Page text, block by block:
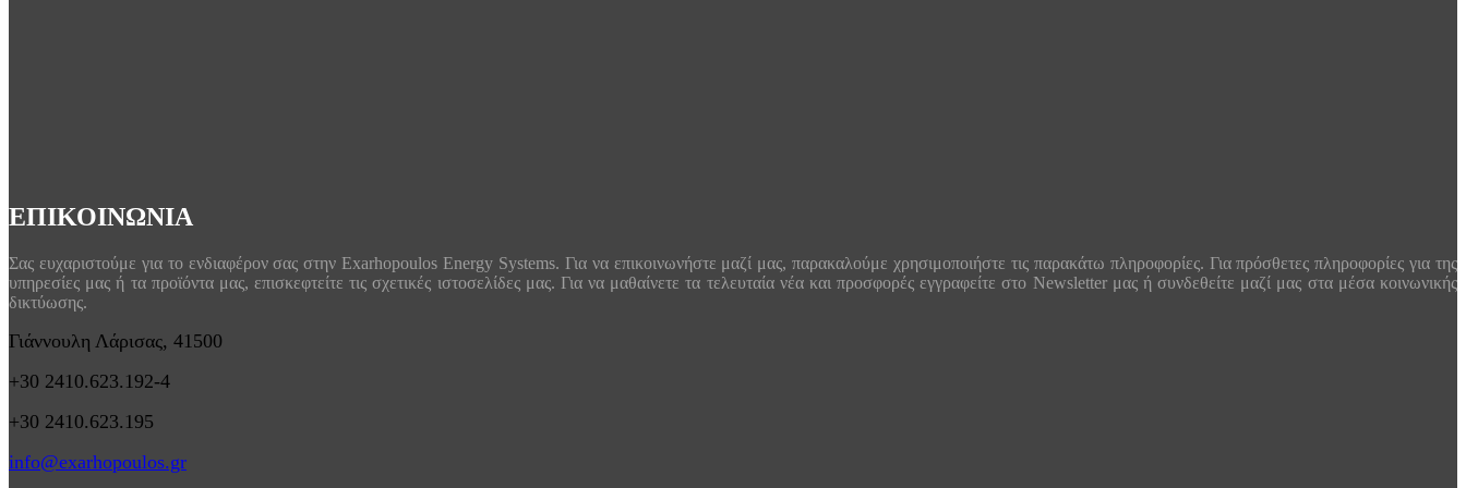
ΕΠΙΚΟΙΝΩΝΙΑ
Σας ευχαριστούμε για το ενδιαφέρον σας στην Exarhopoulos Energy Systems. Για να επικοινωνήστε μαζί μας, παρακαλούμε χρησιμοποιήστε τις παρακάτω πληροφορίες. Για πρόσθετες πληροφορίες για της
υπηρεσίες μας ή τα προϊόντα μας, επισκεφτείτε τις σχετικές ιστοσελίδες μας. Για να μαθαίνετε τα τελευταία νέα και προσφορές εγγραφείτε στο Newsletter μας ή συνδεθείτε μαζί μας στα μέσα κοινωνικής
δικτύωσης.
Γιάννουλη Λάρισας, 41500
+30 2410.623.192-4
+30 2410.623.195
info@exarhopoulos.gr